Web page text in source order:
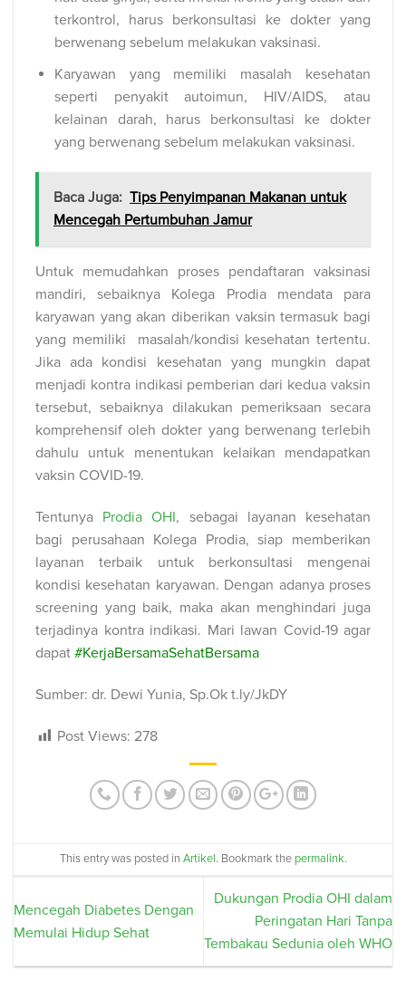
terkontrol, harus berkonsultasi ke dokter yang
berwenang sebelum melakukan vaksinasi.
Karyawan yang memiliki masalah kesehatan
seperti penyakit autoimun, HIV/AIDS, atau
kelainan darah, harus berkonsultasi ke dokter
yang berwenang sebelum melakukan vaksinasi.
Baca Juga: Tips Penyimpanan Makanan untuk
Mencegah Pertumbuhan Jamur
Untuk memudahkan proses pendaftaran vaksinasi
mandiri, sebaiknya Kolega Prodia mendata para
karyawan yang akan diberikan vaksin termasuk bagi
yang memiliki masalah/kondisi kesehatan tertentu.
Jika ada kondisi kesehatan yang mungkin dapat
menjadi kontra indikasi pemberian dari kedua vaksin
tersebut, sebaiknya dilakukan pemeriksaan secara
komprehensif oleh dokter yang berwenang terlebih
dahulu untuk menentukan kelaikan mendapatkan
vaksin COVID-19.
Tentunya Prodia OHI, sebagai layanan kesehatan
bagi perusahaan Kolega Prodia, siap memberikan
layanan terbaik untuk berkonsultasi mengenai
kondisi kesehatan karyawan. Dengan adanya proses
screening yang baik, maka akan menghindari juga
terjadinya kontra indikasi. Mari lawan Covid-19 agar
dapat #KerjaBersamaSehatBersama
Sumber: dr. Dewi Yunia, Sp.Ok t.ly/JkDY
Post Views: 278
This entry was posted in Artikel. Bookmark the permalink.
Mencegah Diabetes Dengan
Memulai Hidup Sehat
Dukungan Prodia OHI dalam
Peringatan Hari Tanpa
Tembakau Sedunia oleh WHO